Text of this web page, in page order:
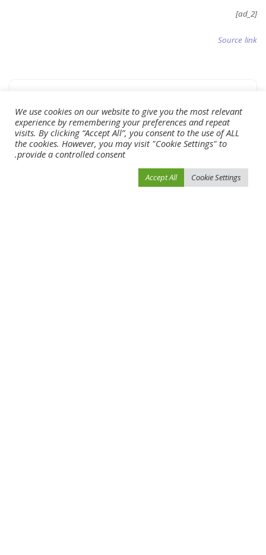
[ad_2]
Source link
0
0
We use cookies on our website to give you the most relevant
experience by remembering your preferences and repeat
visits. By clicking “Accept All”, you consent to the use of ALL
the cookies. However, you may visit "Cookie Settings" to
provide a controlled consent.
Cookie Settings
Accept All